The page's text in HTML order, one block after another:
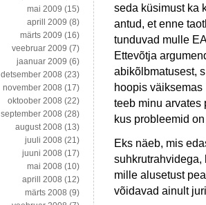
seda küsimust ka
antud, et enne
tunduvad mulle
Ettevõtja
abikõlbmatusest,
hoopis
teeb minu arvates
kus probleemid
Eks näeb, mis
suhkrutrahvidega,
mille alusetust
võidavad ainult
mai 2009 (15)
aprill 2009 (8)
märts 2009 (16)
veebruar 2009 (7)
jaanuar 2009 (6)
detsember 2008 (23)
november 2008 (17)
oktoober 2008 (22)
september 2008 (28)
august 2008 (13)
juuli 2008 (21)
juuni 2008 (17)
mai 2008 (10)
aprill 2008 (12)
märts 2008 (9)